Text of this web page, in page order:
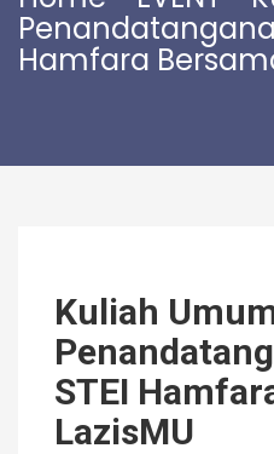
Hamfara
Kuliah
STEI
LazisMU